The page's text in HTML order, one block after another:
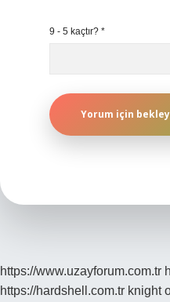
9 - 5 kaçtır? *
https://www.uzayforum.com.tr
https://hardshell.com.tr knight